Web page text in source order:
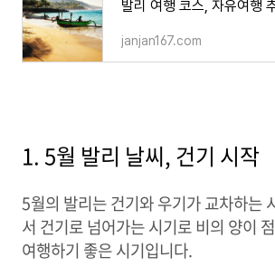
janjan167.com
1. 5월 발리 날씨, 건기 시작
5월의 발리는 건기와 우기가 교차하는
서 건기로 넘어가는 시기로 비의 양이
여행하기 좋은 시기입니다.